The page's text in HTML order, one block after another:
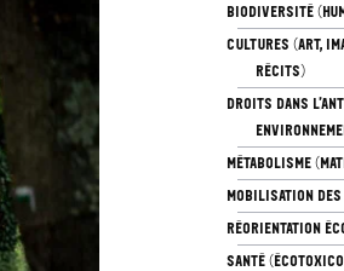
BIODIVERSITÉ
CULTURES (ART,
RÉCITS)
DROITS DANS
MÉTABOLISME
MOBILISATION
RÉORIENTATION
SANTÉ